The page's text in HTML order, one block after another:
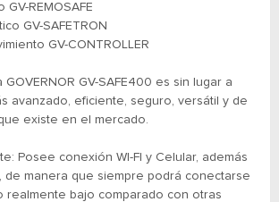
REMOSAFE
GV-SAFETRON
GV-CONTROLLER
GOVERNOR GV-SAFE400 es sin lugar a
avanzado, eficiente, seguro, versátil y de
existe en el mercado.
Posee conexión WI-FI y Celular, además
de manera que siempre podrá conectarse
realmente bajo comparado con otras